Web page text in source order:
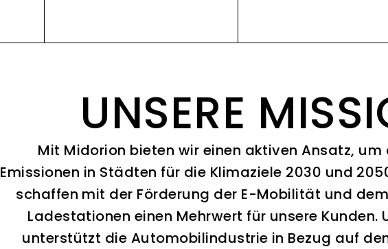
UNSERE
Mit Midorion bieten wir einen aktiven Ansatz, um
Emissionen in Städten für die Klimaziele 2030 und
schaffen mit der Förderung der E-Mobilität und
Ladestationen einen Mehrwert für unsere Kunden.
unterstützt die Automobilindustrie in Bezug auf